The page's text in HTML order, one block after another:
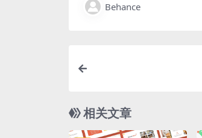
Behance
相关文章